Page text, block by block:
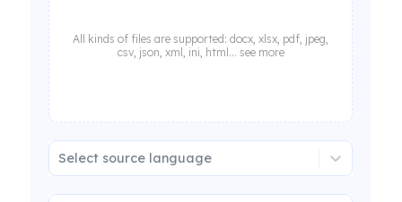
All kinds of files are supported: docx, xlsx, pdf, jpeg,
csv, json, xml, ini, html... see more
Select source language